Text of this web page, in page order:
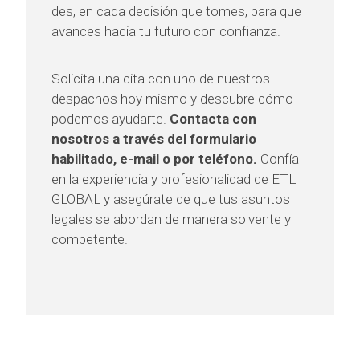
des, en cada decisión que tomes, para que
avances hacia tu futuro con confianza.
Solicita una cita con uno de nuestros
despachos hoy mismo y descubre cómo
podemos ayudarte. Contacta con
nosotros a través del formulario
habilitado, e-mail o por teléfono. Confía
en la experiencia y profesionalidad de ETL
GLOBAL y asegúrate de que tus asuntos
legales se abordan de manera solvente y
competente.